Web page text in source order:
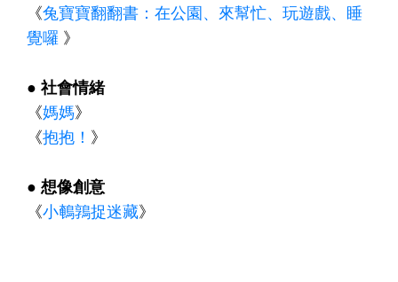
《兔寶寶翻翻書：在公園、來幫忙、玩遊戲、睡
覺囉 》
● 社會情緒
《媽媽》
《抱抱！ 》
● 想像創意
《小鵪鶉捉迷藏》